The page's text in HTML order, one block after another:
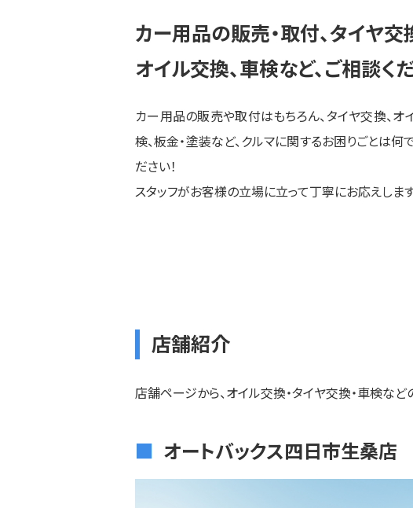
カー用品の販売・取付、タイヤ交
オイル交換、車検など、ご相談く
カー用品の販売や取付はもちろん、タイヤ交換、オ
検、板金・塗装など、クルマに関するお困りごとは何
ださい！
スタッフがお客様の立場に立って丁寧にお応えします
店舗紹介
店舗ページから、オイル交換・タイヤ交換・車検など
オートバックス四日市生桑店